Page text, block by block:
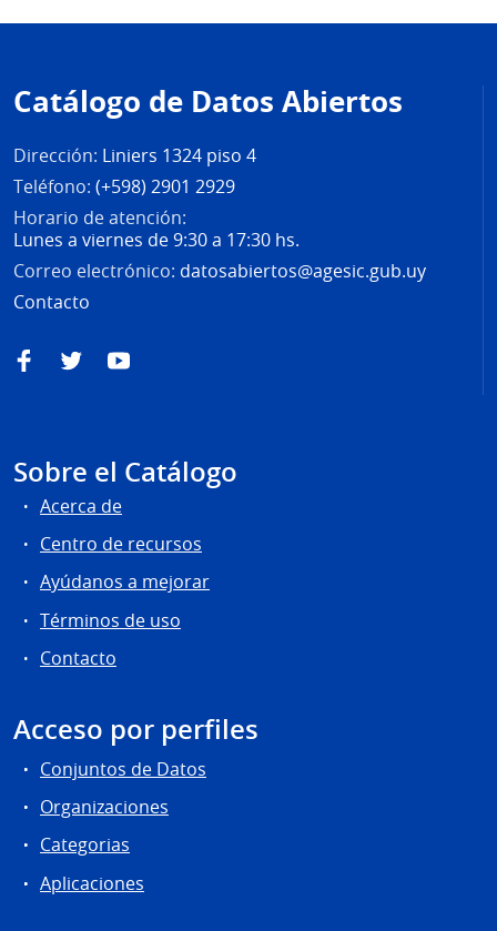
de
página
Catálogo de Datos Abiertos
Dirección: Liniers 1324 piso 4
Teléfono: (+598) 2901 2929
Horario de atención:
Lunes a viernes de 9:30 a 17:30 hs.
Correo electrónico: datosabiertos@agesic.gub.uy
Contacto
FacebookTwitterYouTube
Sobre el Catálogo
Acerca de
Centro de recursos
Ayúdanos a mejorar
Términos de uso
Contacto
Acceso por perfiles
Conjuntos de Datos
Organizaciones
Categorias
Aplicaciones